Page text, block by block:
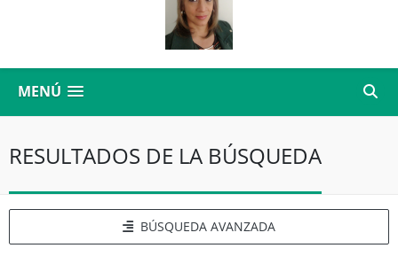
MENÚ
RESULTADOS DE LA BÚSQUEDA
BÚSQUEDA AVANZADA